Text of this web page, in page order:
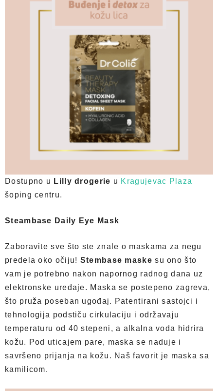
Dostupno u Lilly drogerie u Kragujevac Plaza
šoping centru.
Steambase Daily Eye Mask
Zaboravite sve što ste znale o maskama za negu
predela oko očiju! Stembase maske su ono što
vam je potrebno nakon napornog radnog dana uz
elektronske uređaje. Maska se postepeno zagreva,
što pruža poseban ugođaj. Patentirani sastojci i
tehnologija podstiču cirkulaciju i održavaju
temperaturu od 40 stepeni, a alkalna voda hidrira
kožu. Pod uticajem pare, maska se naduje i
savršeno prijanja na kožu. Naš favorit je maska sa
kamilicom.